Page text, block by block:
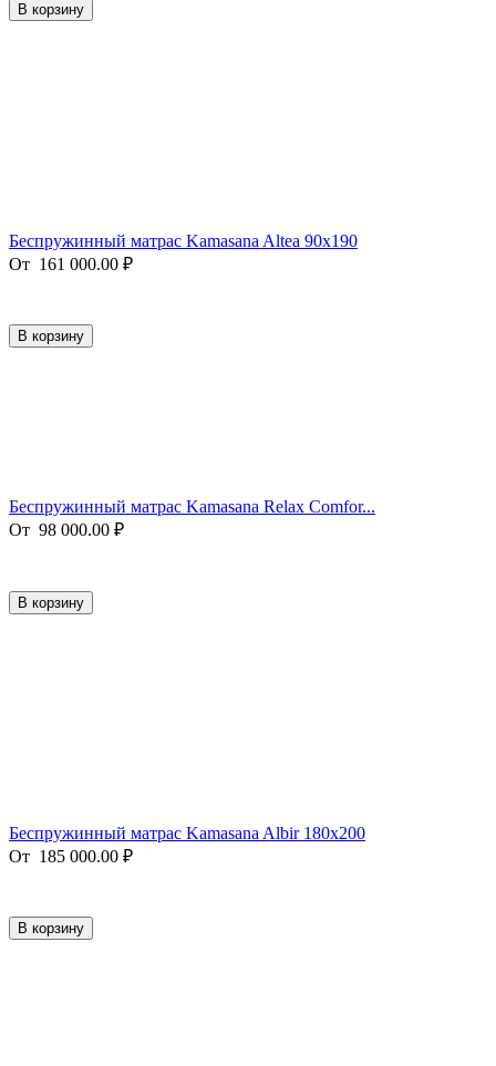
В корзину
Беспружинный матрас Kamasana Altea 90х190
От 161 000.00 ₽
В корзину
Беспружинный матрас Kamasana Relax Comfor...
От 98 000.00 ₽
В корзину
Беспружинный матрас Kamasana Albir 180x200
От 185 000.00 ₽
В корзину